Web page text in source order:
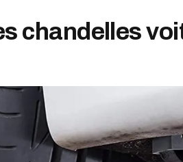
chandelles